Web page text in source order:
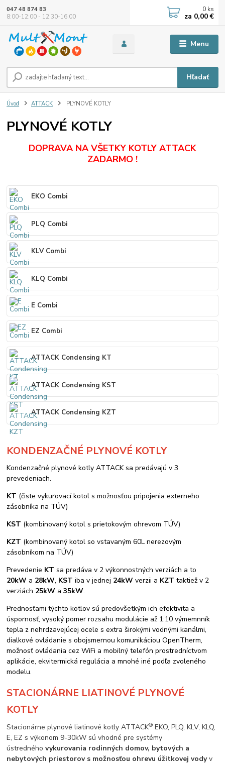
Menu
Hľadať
047 48 874 83
8:00-12:00 - 12:30-16:00
0 ks
za 0,00 €
Úvod ATTACK PLYNOVÉ KOTLY
PLYNOVÉ KOTLY
DOPRAVA NA VŠETKY KOTLY ATTACK
ZADARMO !
EKO Combi
PLQ Combi
KLV Combi
KLQ Combi
E Combi
EZ Combi
ATTACK Condensing KT
ATTACK Condensing KST
ATTACK Condensing KZT
KONDENZAČNÉ PLYNOVÉ KOTLY
Kondenzačné plynové kotly ATTACK sa predávajú v 3
prevedeniach.
KT (čiste vykurovací kotol s možnosťou pripojenia externeho
zásobníka na TÚV)
KST (kombinovaný kotol s prietokovým ohrevom TÚV)
KZT (kombinovaný kotol so vstavaným 60L nerezovým
zásobníkom na TÚV)
Prevedenie KT sa predáva v 2 výkonnostných verziách a to
20kW a 28kW, KST iba v jednej 24kW verzii a KZT taktiež v 2
verziách 25kW a35kW.
Prednosťami týchto kotlov sú predovšetkým ich efektivita a
úspornosť, vysoký pomer rozsahu modulácie až 1:10 výmemnník
tepla z nehrdzavejúcej ocele s extra širokými vodnými kanálmi,
dialkové ovládanie s obojsmernou komunikáciou OpenTherm,
možnosť ovládania cez WiFi a mobilný telefón prostredníctvom
aplikácie, ekvitermická regulácia a mnohé iné podľa zvoleného
modelu.
STACIONÁRNE LIATINOVÉ PLYNOVÉ
KOTLY
Stacionárne plynové liatinové kotly ATTACK® EKO, PLQ, KLV, KLQ,
E, EZ s výkonom 9-30kW sú vhodné pre systémy
ústrednéhovykurovania rodinných domov, bytových a
nebytových priestorov s možnosťou ohrevu úžitkovej vodyv